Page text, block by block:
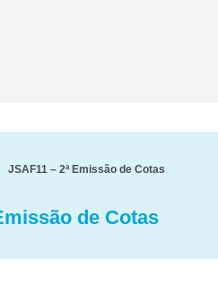
JSAF11 – 2ª Emissão de Cotas
de Cotas